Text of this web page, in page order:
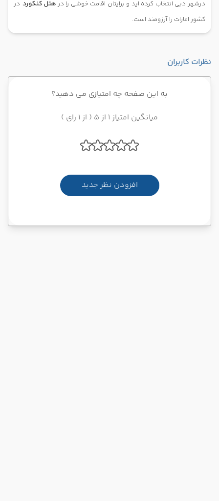
درشهر دبی انتخاب کرده اید و برایتان اقامت خوشی را در هتل کنکورد در
کشور امارات را آرزومند است.
نظرات کاربران
به این صفحه چه امتیازی می دهید؟
میانگین امتیاز 1 از 5 ( از 1 رای )
افزودن نظر جدید